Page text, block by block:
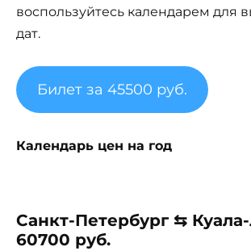
воспользуйтесь календарем для
дат.
Билет за 45500 руб.
Календарь цен на год
Санкт-Петербург ⇆
60700 руб.